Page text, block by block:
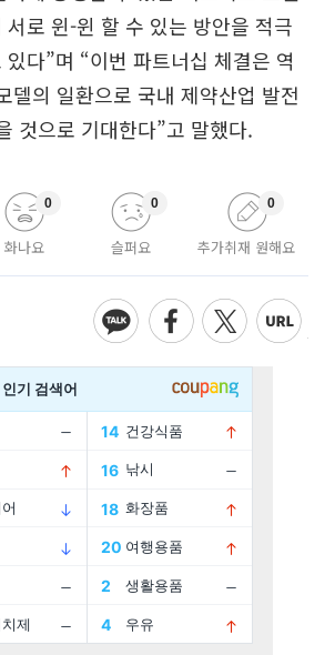
서로 윈-윈 할 수 있는 방안을 적극
다”며 “이번 파트너십 체결은 역
델의 일환으로 국내 제약산업 발전
것으로 기대한다”고 말했다.
화나요
0
슬퍼요
0
추가취재 원해요
0